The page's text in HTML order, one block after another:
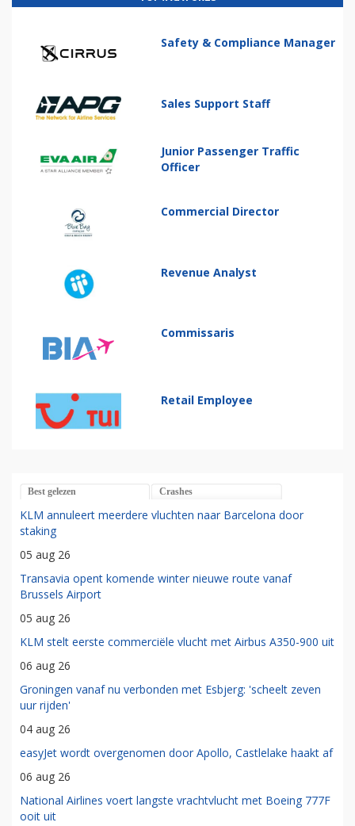
Safety & Compliance Manager
Sales Support Staff
Junior Passenger Traffic
Officer
Commercial Director
Revenue Analyst
Commissaris
Retail Employee
Best gelezen Crashes
KLM annuleert meerdere vluchten naar Barcelona door
staking
05 aug 26
Transavia opent komende winter nieuwe route vanaf
Brussels Airport
05 aug 26
KLM stelt eerste commerciële vlucht met Airbus A350-900 uit
06 aug 26
Groningen vanaf nu verbonden met Esbjerg: 'scheelt zeven
uur rijden'
04 aug 26
easyJet wordt overgenomen door Apollo, Castlelake haakt af
06 aug 26
National Airlines voert langste vrachtvlucht met Boeing 777F
ooit uit